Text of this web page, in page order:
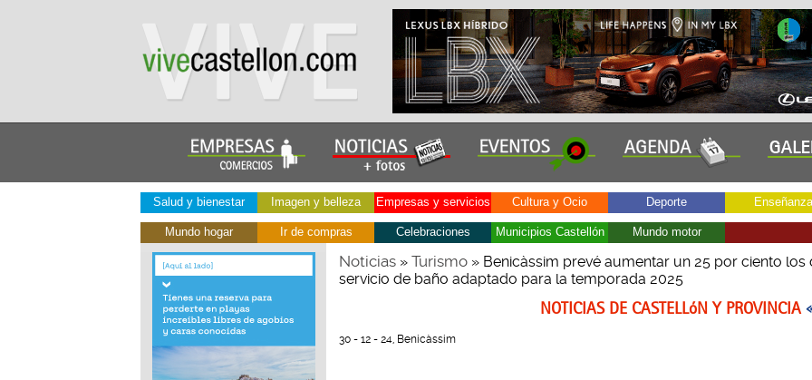
Salud y bienestar Imagen y belleza Empresas y servicios Cultura y Ocio Deporte Enseñanza
Mundo hogar Ir de compras Celebraciones Municipios Castellón Mundo motor
Noticias» Turismo» Benicàssim prevé aumentar un 25 por ciento los
servicio de baño adaptado para la temporada 2025
NOTICIAS DE CASTELLóN Y PROVINCIA
30 - 12 - 24, Benicàssim